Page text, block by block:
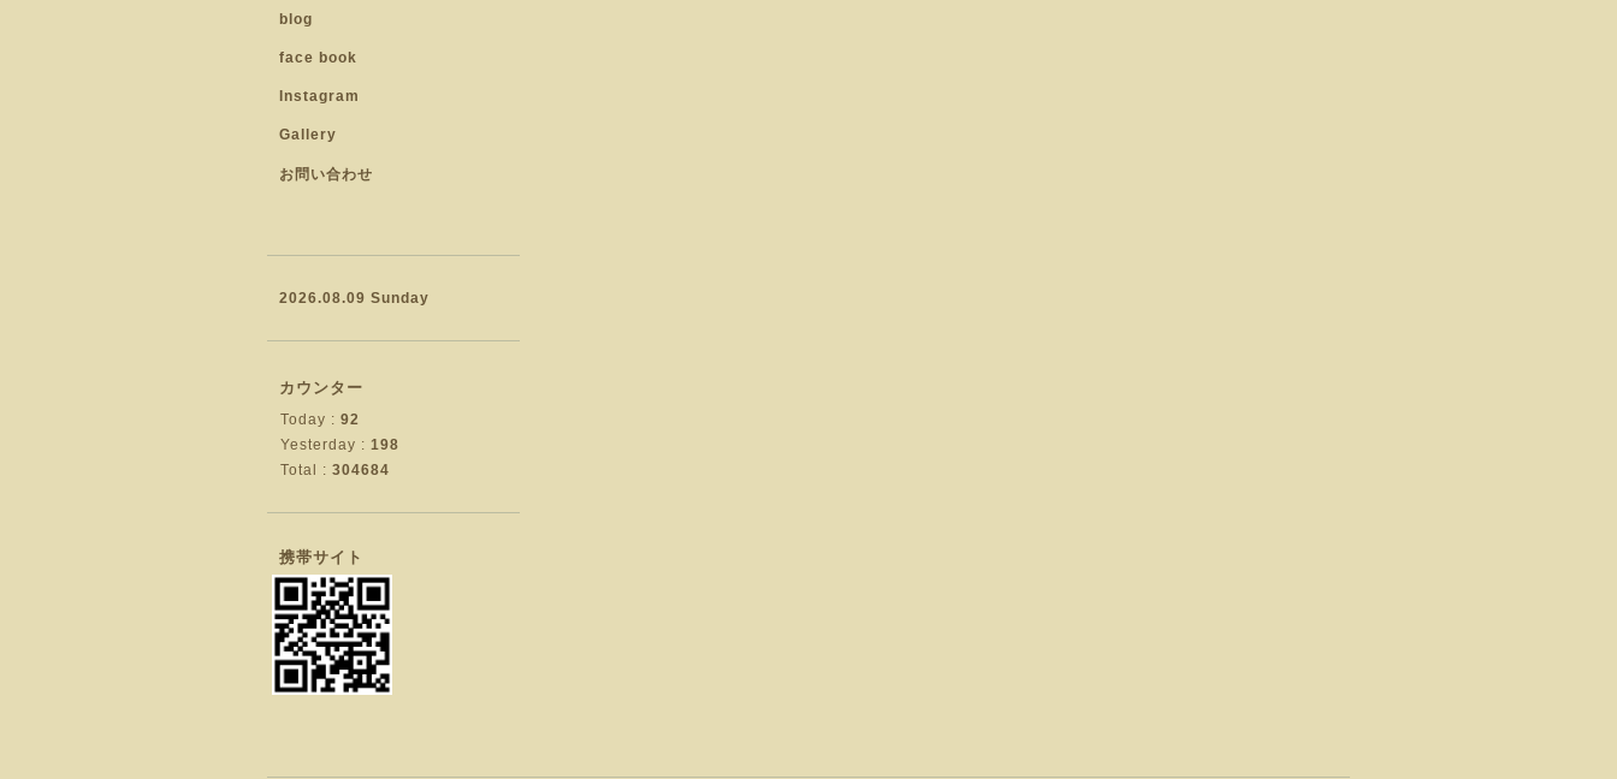
blog
face book
Instagram
Gallery
お問い合わせ
2026.08.09 Sunday
カウンター
Today : 92
Yesterday : 198
Total : 304684
携帯サイト